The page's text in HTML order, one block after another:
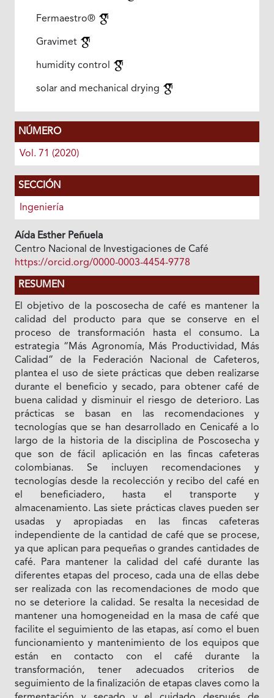
Fermaestro®
Gravimet
humidity control
solar and mechanical drying
NÚMERO
Vol. 71 (2020)
SECCIÓN
Ingeniería
Aída Esther Peñuela
Centro Nacional de Investigaciones de Café
https://orcid.org/0000-0003-4454-9778
RESUMEN
El objetivo de la poscosecha de café es mantener la
calidad del producto para que se conserve en el
proceso de transformación hasta el consumo. La
estrategia “Más Agronomía, Más Productividad, Más
Calidad” de la Federación Nacional de Cafeteros,
plantea el uso de siete prácticas que deben realizarse
durante el beneficio y secado, para obtener café de
buena calidad y disminuir el riesgo de deterioro. Las
prácticas se basan en las recomendaciones y
tecnologías que se han desarrollado en Cenicafé a lo
largo de la historia de la disciplina de Poscosecha y
que son de fácil aplicación en las fincas cafeteras
colombianas. Se incluyen recomendaciones y
tecnologías desde la recolección y recibo del café en
el beneficiadero, hasta el transporte y
almacenamiento. Las siete prácticas claves pueden ser
usadas y apropiadas en las fincas cafeteras
independiente de la cantidad de café que se procese,
ya que aplican para pequeñas o grandes cantidades de
café. Para mantener la calidad del café durante las
diferentes etapas del proceso, cada una de ellas debe
ser realizada con las recomendaciones de modo que
no se deteriore la calidad. Se resalta la necesidad de
mantener una homogeneidad en la masa de café que
facilite el seguimiento de las etapas, así como el buen
funcionamiento y mantenimiento de los equipos que
están en contacto con el café durante la
transformación, tener adecuados criterios de
seguimiento de la finalización de etapas claves como la